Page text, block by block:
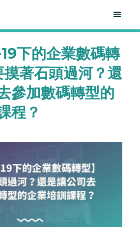
下的企業數碼轉
著石頭過河？還
參加數碼轉型的
程？